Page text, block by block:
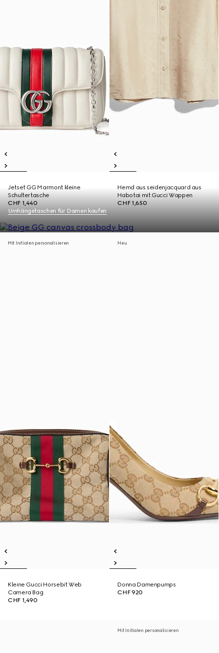
Jetset GG Marmont kleine
Schultertasche
CHF 1,440
Hemd aus seidenjacquard aus
Habotai mit Gucci Wappen
CHF 1,650
Umhängetaschen für Damen kaufen
Mit Initialen personalisieren
Kleine Gucci Horsebit Web
Camera Bag
CHF 1,490
Neu
Donna Damenpumps
CHF 920
Mit Initialen personalisieren